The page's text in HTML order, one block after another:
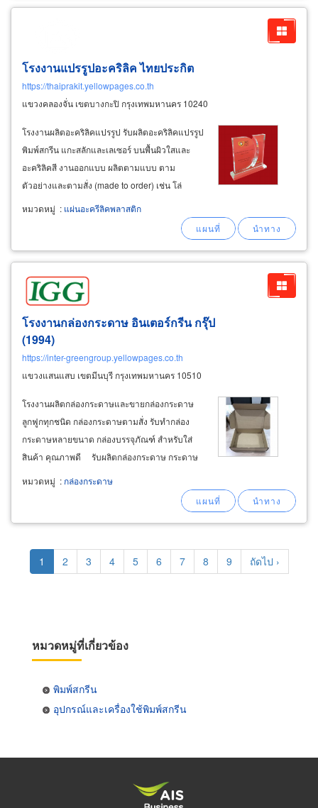
โรงงานแปรรูปอะคริลิค ไทยประกิต
https://thaiprakit.yellowpages.co.th
แขวงคลองจั่น เขตบางกะปิ กรุงเทพมหานคร 10240
โรงงานผลิตอะคริลิคแปรรูป รับผลิตอะคริลิคแปรรูป
พิมพ์สกรีน แกะสลักและเลเซอร์ บนพื้นผิวใสและ
อะคริลิคสี งานออกแบบ ผลิตตามแบบ ตาม
ตัวอย่างและตามสั่ง (made to order) เช่น โล่
รางวัล กรอบรูป ชั้นโชว์สินค้า แท่นวางเครื่อง
ประดับ สำหรับหน่วยงานธุรกิจ งานแสดงสินค้า
โครงการหมู่บ้านจัดสรร
หมวดหมู่ : แผ่นอะครีลิคพลาสติก
โรงงานกล่องกระดาษ อินเตอร์กรีน กรุ๊ป
(1994)
https://inter-greengroup.yellowpages.co.th
แขวงแสนแสบ เขตมีนบุรี กรุงเทพมหานคร 10510
โรงงานผลิตกล่องกระดาษและขายกล่องกระดาษ
ลูกฟูกทุกชนิด กล่องกระดาษตามสั่ง รับทำกล่อง
กระดาษหลายขนาด กล่องบรรจุภัณฑ์ สำหรับใส่
สินค้า คุณภาพดี รับผลิตกล่องกระดาษ กระดาษ
กล่องสินค้าพร้อมตราโลโก้ ผลิตกล่องบรรจุภัณฑ์
หมวดหมู่ : กล่องกระดาษ
Pagination
Current
page
1 Page
2 Page
3 Page
4 Page
5 Page
6 Page
7 Page
8 Page
9
Next
page
ถัดไป ›
หมวดหมู่ที่เกี่ยวข้อง
พิมพ์สกรีน
อุปกรณ์และเครื่องใช้พิมพ์สกรีน